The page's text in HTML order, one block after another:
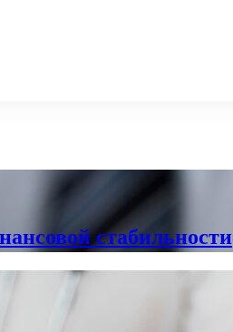
стабильности